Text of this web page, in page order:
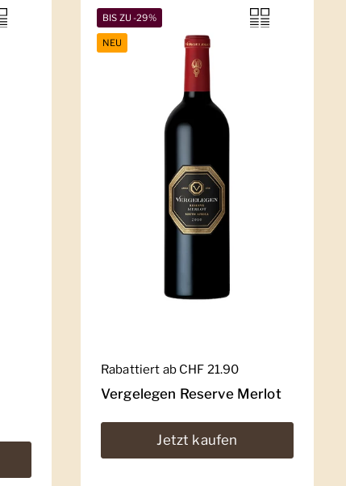
Regulärer Preis
Rabattiert ab CHF 21.90
Vergelegen Reserve Merlot
Jetzt kaufen
BIS ZU -29%
NEU